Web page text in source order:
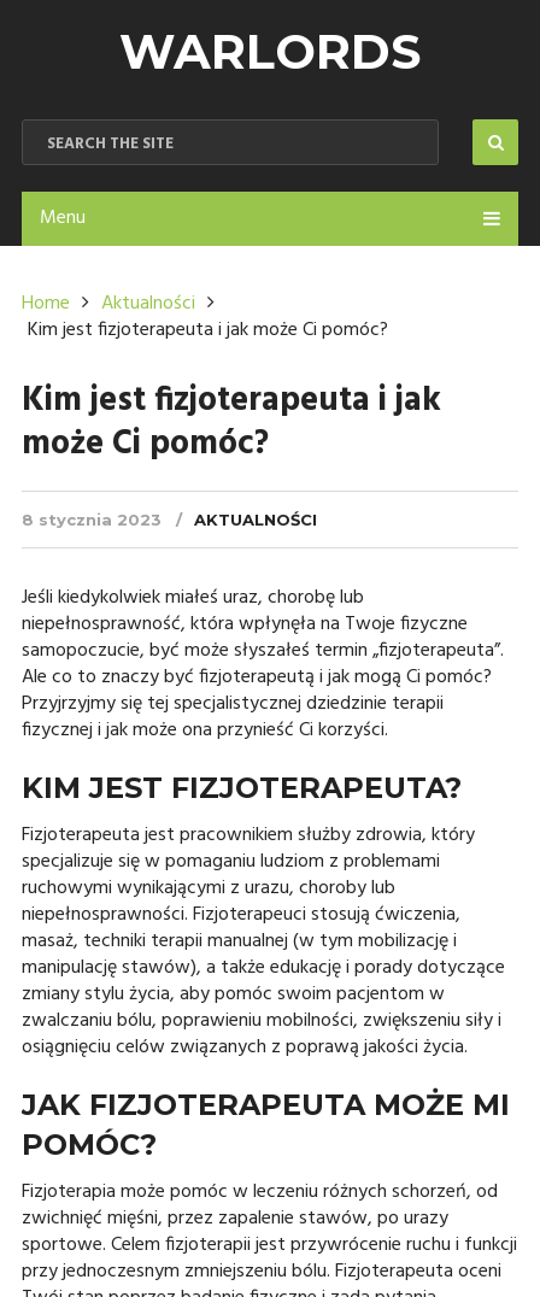
WARLORDS
Menu
Home
Aktualności
Kim jest fizjoterapeuta i jak może Ci pomóc?
Kim jest fizjoterapeuta i jak
może Ci pomóc?
8 stycznia 2023 AKTUALNOŚCI
Jeśli kiedykolwiek miałeś uraz, chorobę lub
niepełnosprawność, która wpłynęła na Twoje fizyczne
samopoczucie, być może słyszałeś termin „fizjoterapeuta”.
Ale co to znaczy być fizjoterapeutą i jak mogą Ci pomóc?
Przyjrzyjmy się tej specjalistycznej dziedzinie terapii
fizycznej i jak może ona przynieść Ci korzyści.
KIM JEST FIZJOTERAPEUTA?
Fizjoterapeuta jest pracownikiem służby zdrowia, który
specjalizuje się w pomaganiu ludziom z problemami
ruchowymi wynikającymi z urazu, choroby lub
niepełnosprawności. Fizjoterapeuci stosują ćwiczenia,
masaż, techniki terapii manualnej (w tym mobilizację i
manipulację stawów), a także edukację i porady dotyczące
zmiany stylu życia, aby pomóc swoim pacjentom w
zwalczaniu bólu, poprawieniu mobilności, zwiększeniu siły i
osiągnięciu celów związanych z poprawą jakości życia.
JAK FIZJOTERAPEUTA MOŻE MI
POMÓC?
Fizjoterapia może pomóc w leczeniu różnych schorzeń, od
zwichnięć mięśni, przez zapalenie stawów, po urazy
sportowe. Celem fizjoterapii jest przywrócenie ruchu i funkcji
przy jednoczesnym zmniejszeniu bólu. Fizjoterapeuta oceni